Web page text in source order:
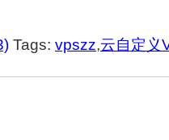
Tags: vpszz,云自定义